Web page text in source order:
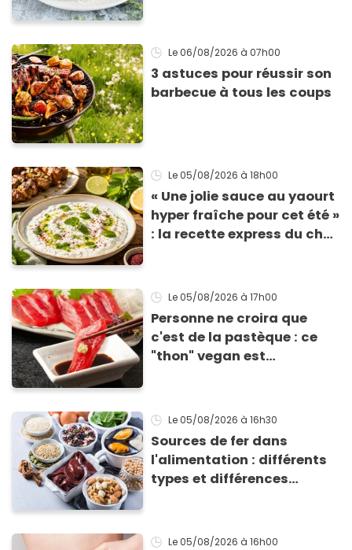
Le 06/08/2026 à 07h00
3 astuces pour réussir son
barbecue à tous les coups
Le 05/08/2026 à 18h00
« Une jolie sauce au yaourt
hyper fraîche pour cet été »
: la recette express du chef
grillades
Le 05/08/2026 à 17h00
Personne ne croira que
c'est de la pastèque : ce
"thon" vegan est
Le 05/08/2026 à 16h30
Sources de fer dans
l'alimentation : différents
types et différences
Le 05/08/2026 à 16h00